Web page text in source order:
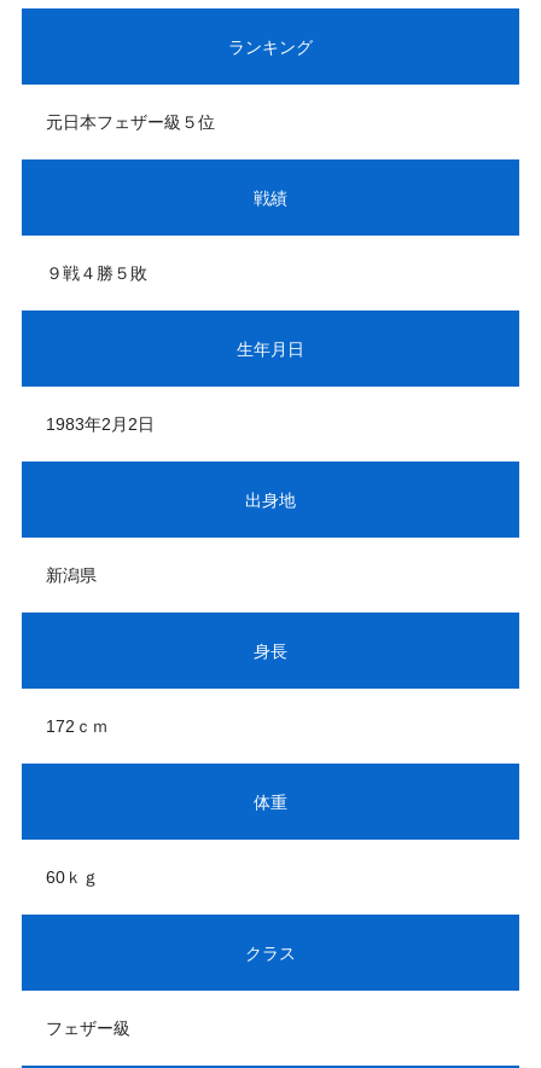
ランキング
元日本フェザー級５位
戦績
９戦４勝５敗
生年月日
1983年2月2日
出身地
新潟県
身長
172ｃｍ
体重
60ｋｇ
クラス
フェザー級